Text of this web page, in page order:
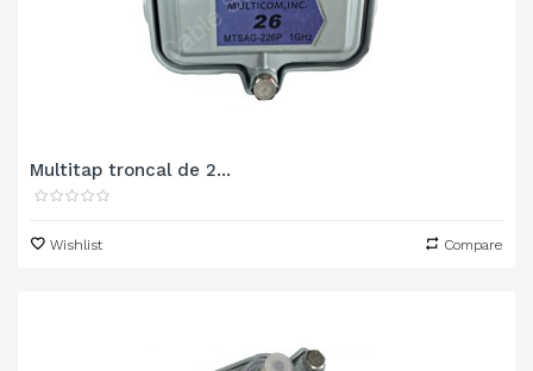
Multitap troncal de 2...
Wishlist Compare